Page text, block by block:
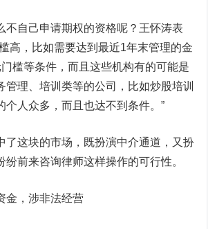
自己申请期权的资格呢？王怀涛表
高 ，比如需要达到最近1年末管理的金
槛等条件，而且这些机构有的可能是
管理、培训类等的公司，比如炒股培训
个人众多，而且也达不到条件。”
这块的市场，既扮演中介通道，又扮
纷前来咨询律师这样操作的可行性。
，涉非法经营